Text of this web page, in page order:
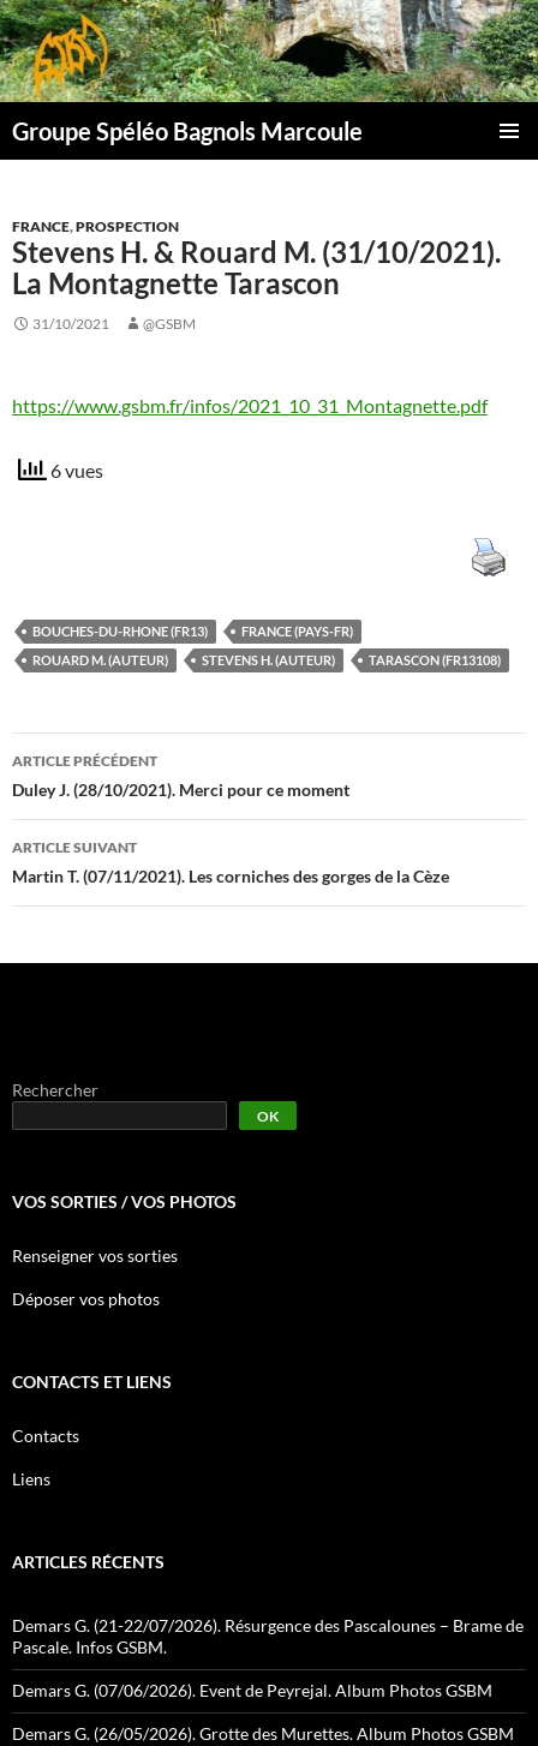
Aller
au
contenu
Groupe Spéléo Bagnols Marcoule
FRANCE,PROSPECTION
Stevens H. & Rouard M. (31/10/2021).
La Montagnette Tarascon
31/10/2021 @GSBM
https://www.gsbm.fr/infos/2021_10_31_Montagnette.pdf
6 vues
BOUCHES-DU-RHONE (FR13)
FRANCE (PAYS-FR)
ROUARD M. (AUTEUR)
STEVENS H. (AUTEUR) TARASCON (FR13108)
Navigation
des
articles
ARTICLE PRÉCÉDENT
Duley J. (28/10/2021). Merci pour ce moment
ARTICLE SUIVANT
Martin T. (07/11/2021). Les corniches des gorges de la Cèze
Rechercher
OK
VOS SORTIES / VOS PHOTOS
Renseigner vos sorties
Déposer vos photos
CONTACTS ET LIENS
Contacts
Liens
ARTICLES RÉCENTS
Demars G. (21-22/07/2026). Résurgence des Pascalounes – Brame de
Pascale. Infos GSBM.
Demars G. (07/06/2026). Event de Peyrejal. Album Photos GSBM
Demars G. (26/05/2026). Grotte des Murettes. Album Photos GSBM